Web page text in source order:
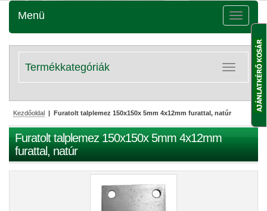
Menü
Menü
Kategóriák
lenyitása
Termékkategóriák
Kezdőoldal | Furatolt talplemez 150x150x 5mm 4x12mm furattal, natúr
Furatolt talplemez 150x150x 5mm 4x12mm
furattal, natúr